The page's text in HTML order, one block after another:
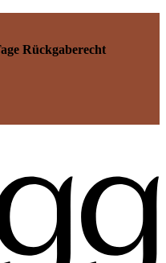
Rückgaberecht